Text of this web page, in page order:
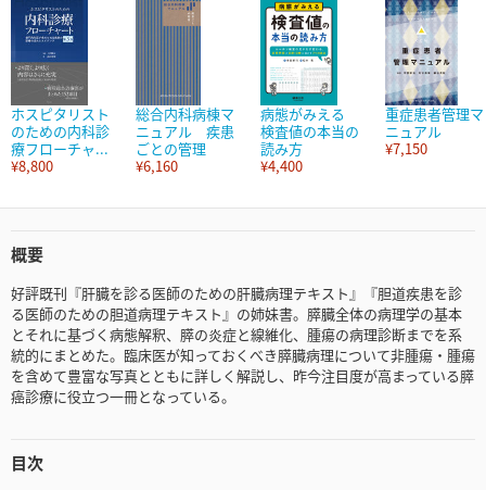
ホスピタリスト
のための内科診
療フローチャ...
¥8,800
総合内科病棟マ
ニュアル 疾患
ごとの管理
¥6,160
病態がみえる
検査値の本当の
読み方
¥4,400
重症患者管理マ
ニュアル
¥7,150
概要
好評既刊『肝臓を診る医師のための肝臓病理テキスト』『胆道疾患を診
る医師のための胆道病理テキスト』の姉妹書。膵臓全体の病理学の基本
とそれに基づく病態解釈、膵の炎症と線維化、腫瘍の病理診断までを系
統的にまとめた。臨床医が知っておくべき膵臓病理について非腫瘍・腫瘍
を含めて豊富な写真とともに詳しく解説し、昨今注目度が高まっている膵
癌診療に役立つ一冊となっている。
目次